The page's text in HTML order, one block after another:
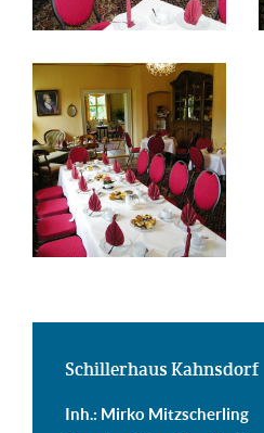
Schillerhaus Kahnsdorf
Inh.: Mirko Mitzscherling